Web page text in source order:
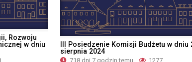
Rozwoju
w dniu
III Posiedzenie Komisji Budżetu w dniu
sierpnia 2024
718 dni 7 godzin temu 1277